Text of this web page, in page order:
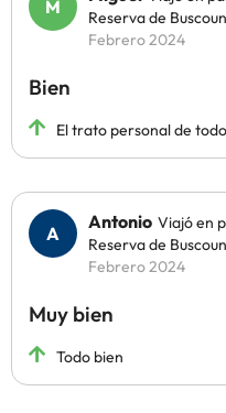
Reserva de
Febrero 2024
Bien
El trato personal de
Antonio Viajó en
Reserva de
Febrero 2024
Muy bien
Todo bien